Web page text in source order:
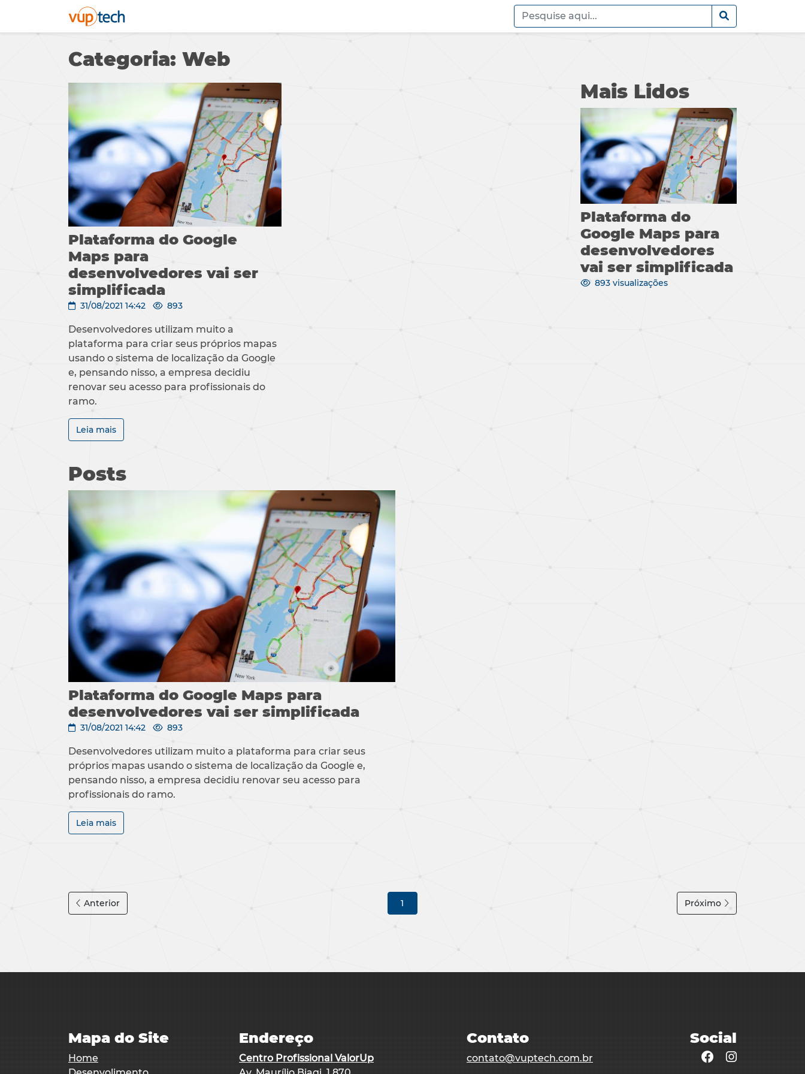
Categoria: Web
Plataforma do Google
Maps para
desenvolvedores vai ser
simplificada
31/08/2021 14:42 893
Desenvolvedores utilizam muito a
plataforma para criar seus próprios mapas
usando o sistema de localização da Google
e, pensando nisso, a empresa decidiu
renovar seu acesso para profissionais do
ramo.
Leia mais
Mais Lidos
Plataforma do
Google Maps para
desenvolvedores
vai ser simplificada
893 visualizações
Posts
Plataforma do Google Maps para
desenvolvedores vai ser simplificada
31/08/2021 14:42 893
Desenvolvedores utilizam muito a plataforma para criar seus
próprios mapas usando o sistema de localização da Google e,
pensando nisso, a empresa decidiu renovar seu acesso para
profissionais do ramo.
Leia mais
Anterior 1 Próximo
Mapa do Site
Home
Endereço
Centro Profissional ValorUp
Contato
contato@vuptech.com.br
Social